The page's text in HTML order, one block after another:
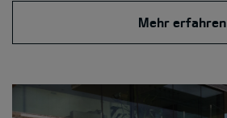
Mehr erfahren